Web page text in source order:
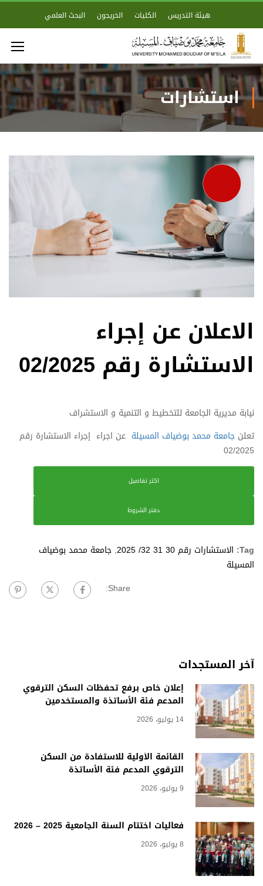
هيئة التدريس الكليات الخريجون البحث العلمي
استشارات
الاعلان عن إجراء
الاستشارة رقم 02/2025
نيابة مديرية الجامعة للتخطيط و التنمية و الاستشراف
تعلن جامعة محمد بوضياف المسيلة عن اجراء إجراء الاستشارة رقم
02/2025
اكثر تفاصيل
دفتر الشروط
Tag: الاستشارات رقم 30 31 32/ 2025 , جامعة محمد بوضياف
المسيلة
Share:
آخر المستجدات
إعلان خاص برفع تحفظات السكن الترقوي
المدعم فئة الأساتذة والمستخدمين
14 يوليو، 2026
القائمة الأولية للاستفادة من السكن
الترقوي المدعم فئة الأساتذة
9 يوليو، 2026
فعاليات اختتام السنة الجامعية 2025 – 2026
8 يوليو، 2026